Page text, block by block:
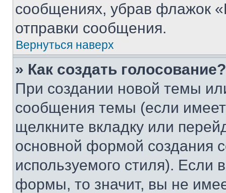
сообщениях, убрав флажок
отправки сообщения.
Вернуться наверх
» Как создать голосование?
При создании новой темы
сообщения темы (если
щелкните вкладку или
основной формой создания
используемого стиля). Если
формы, то значит, вы не